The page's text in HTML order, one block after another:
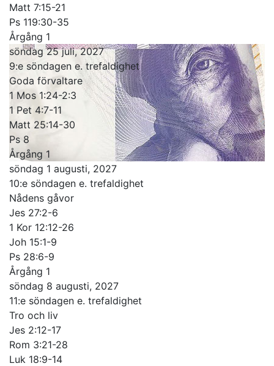
Matt 7:15-21
Ps 119:30-35
Årgång 1
söndag 25 juli, 2027
9:e söndagen e. trefaldighet
Goda förvaltare
1 Mos 1:24-2:3
1 Pet 4:7-11
Matt 25:14-30
Ps 8
Årgång 1
söndag 1 augusti, 2027
10:e söndagen e. trefaldighet
Nådens gåvor
Jes 27:2-6
1 Kor 12:12-26
Joh 15:1-9
Ps 28:6-9
Årgång 1
söndag 8 augusti, 2027
11:e söndagen e. trefaldighet
Tro och liv
Jes 2:12-17
Rom 3:21-28
Luk 18:9-14